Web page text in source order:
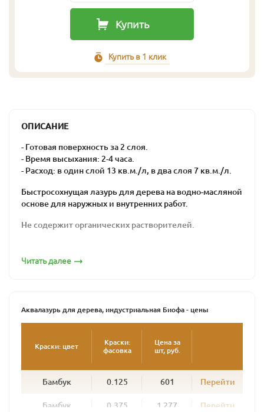
Купить
Купить в 1 клик
ОПИСАНИЕ
- Готовая поверхность за 2 слоя.
- Время высыхания: 2-4 часа.
- Расход: в один слой 13 кв.м./л, в два слоя 7 кв.м./л.
Быстросохнущая лазурь для дерева на водно-масляной
основе для наружных и внутренних работ.
Не содержит органических растворителей.
древесины. Рекомендуется для обработки
погонажных изделий распылительными установками.
грязеотталкивающую поверхность, стойкую к
атмосферным воздействиям.
В зависимости от цвета позволяет получить
Читать далее
Аквалазурь для дерева, индустриальная Биофа - цены
Краски: цвет
Краски:
фасовка
Цена за
шт, руб.
Бамбук 0.125 601 Перейти
Бамбук 0.375 1 277 Перейти